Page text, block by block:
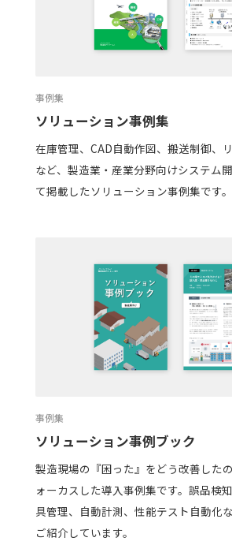
事例集
ソリューション事例集
在庫管理、CAD自動作図、搬送制御、
など、製造業・産業分野向けシステム
て掲載したソリューション事例集です。
事例集
ソリューション事例ブック
製造現場の『困った』をどう改善したの
ォーカスした導入事例集です。誤品検
具管理、自動計測、性能テスト自動化
ご紹介しています。